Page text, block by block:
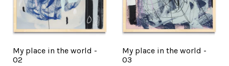
My place in the world -
02
My place in the world -
03